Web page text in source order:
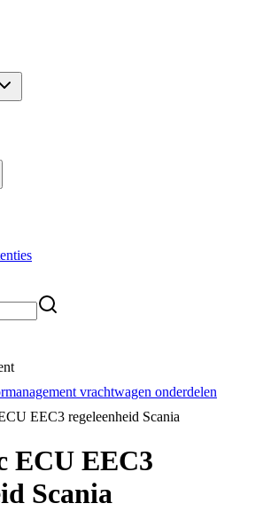
vrachtwagen onderdelen
EEC3 regeleenheid Scania
ECU EEC3
Scania